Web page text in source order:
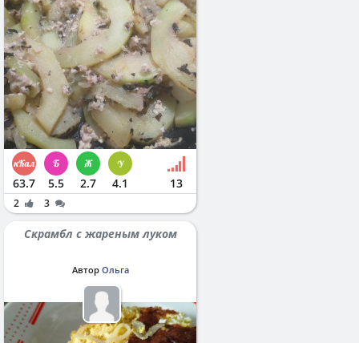
63.7 5.5 2.7 4.1 13
2 3
Скрамбл с жареным луком
Автор Ольга